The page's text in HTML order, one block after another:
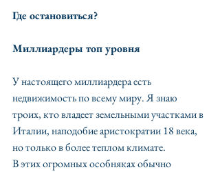
Где остановиться?
Миллиардеры топ уровня
У настоящего миллиардера есть
недвижимость по всему миру. Я знаю
троих, кто владеет земельными участками в
Италии, наподобие аристократии 18 века,
но только в более теплом климате.
В этих огромных особняках обычно